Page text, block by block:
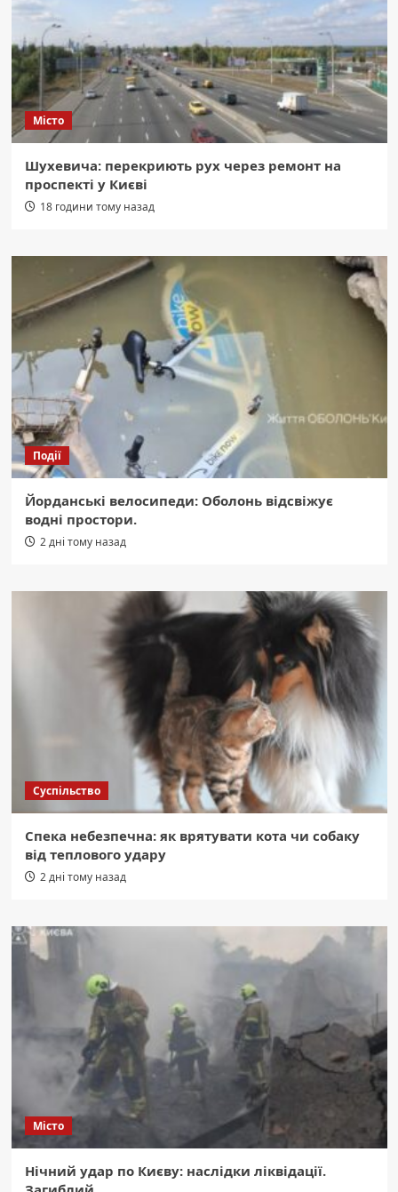
Місто
Шухевича: перекриють рух через ремонт на
проспекті у Києві
18 години тому назад
Події
Йорданські велосипеди: Оболонь відсвіжує
водні простори.
2 дні тому назад
Суспільство
Спека небезпечна: як врятувати кота чи собаку
від теплового удару
2 дні тому назад
Місто
Нічний удар по Києву: наслідки ліквідації.